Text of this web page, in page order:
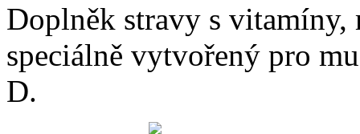
Doplněk stravy s
speciálně vytvořený pro
D.